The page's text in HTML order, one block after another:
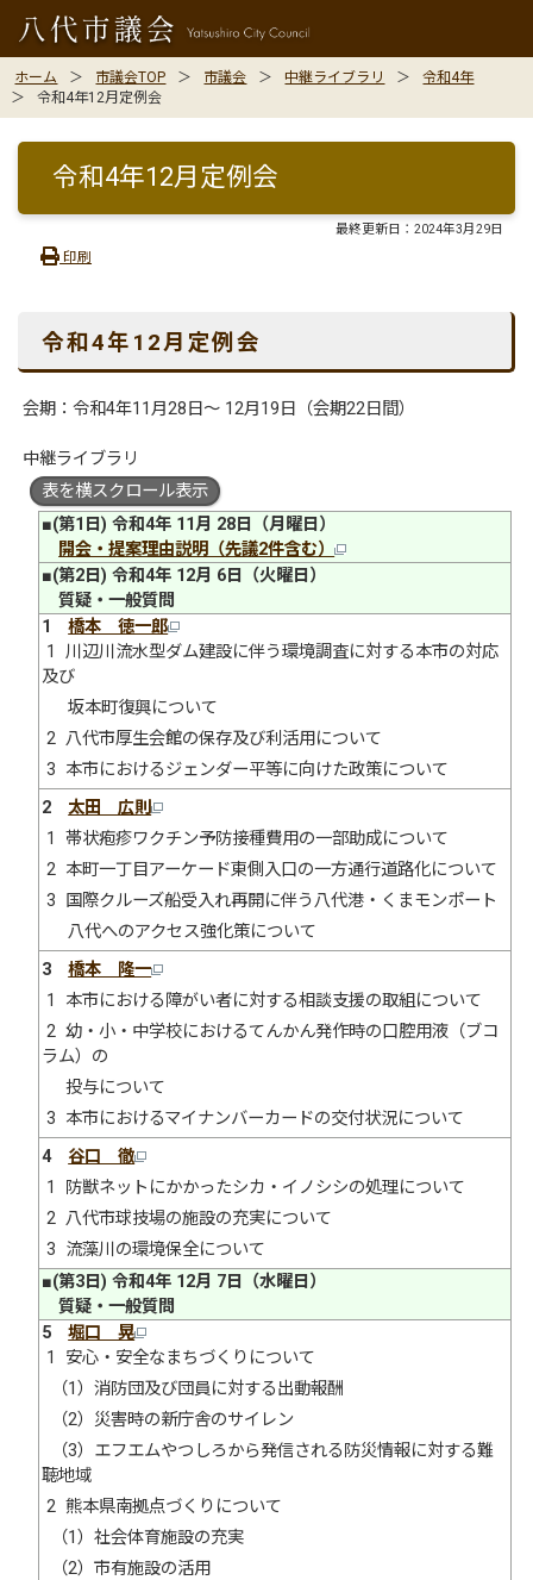
ホーム 市議会TOP 市議会 中継ライブラリ
令和4年
令和4年12月定例会
令和4年12月定例会
最終更新日： 2024年3月29日
印刷
令和4年12月定例会
会期：令和4年11月28日〜 12月19日（会期22日間）
中継ライブラリ
表を横スクロール表示
■(第1日) 令和4年 11月 28日（月曜日）
開会・提案理由説明（先議2件含む）
■(第2日) 令和4年 12月 6日（火曜日）
質疑・一般質問
1橋本 徳一郎
1 川辺川流水型ダム建設に伴う環境調査に対する本市の対応
及び
坂本町復興について
2 八代市厚生会館の保存及び利活用について
3 本市におけるジェンダー平等に向けた政策について
2太田 広則
1 帯状疱疹ワクチン予防接種費用の一部助成について
2 本町一丁目アーケード東側入口の一方通行道路化について
3 国際クルーズ船受入れ再開に伴う八代港・くまモンポート
八代へのアクセス強化策について
3橋本 隆一
1 本市における障がい者に対する相談支援の取組について
2 幼・小・中学校におけるてんかん発作時の口腔用液（ブコ
ラム）の
投与について
3 本市におけるマイナンバーカードの交付状況について
4 谷口 徹
1 防獣ネットにかかったシカ・イノシシの処理について
2 八代市球技場の施設の充実について
3 流藻川の環境保全について
■(第3日) 令和4年 12月 7日（水曜日）
質疑・一般質問
5堀口 晃
1 安心・安全なまちづくりについて
（1）消防団及び団員に対する出動報酬
（2）災害時の新庁舎のサイレン
（3）エフエムやつしろから発信される防災情報に対する難
聴地域
2 熊本県南拠点づくりについて
（1）社会体育施設の充実
（2）市有施設の活用